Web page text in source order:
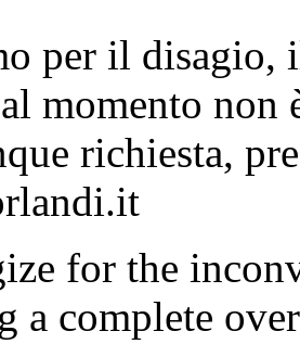
per il disagio,
momento non
richiesta,
for the
a complete